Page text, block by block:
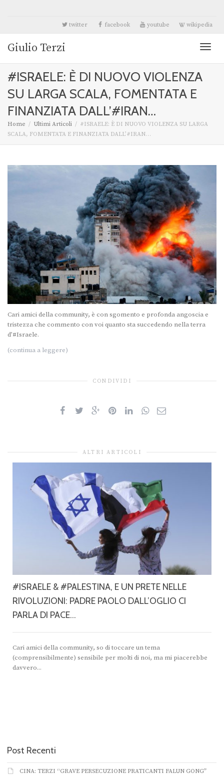
twitter facebook youtube wikipedia
Giulio Terzi
#ISRAELE: È DI NUOVO VIOLENZA
SU LARGA SCALA, FOMENTATA E
FINANZIATA DALL’#IRAN…
Home Ultimi Articoli
#ISRAELE: È DI NUOVO VIOLENZA SU LARGA
SCALA, FOMENTATA E FINANZIATA DALL’#IRAN…
Cari amici della community, è con sgomento e profonda angoscia e
tristezza che commento con voi quanto sta succedendo nella terra
d’#Israele.
(continua a leggere)
CONDIVIDI
ALTRI ARTICOLI
#ISRAELE & #PALESTINA, E UN PRETE NELLE
RIVOLUZIONI: PADRE PAOLO DALL’OGLIO CI
PARLA DI PACE…
Cari amici della community, so di toccare un tema
(comprensibilmente) sensibile per molti di noi, ma mi piacerebbe
davvero...
Post Recenti
CINA: TERZI “GRAVE PERSECUZIONE PRATICANTI FALUN GONG”